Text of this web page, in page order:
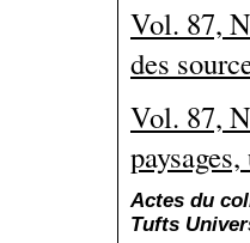
Vol. 87,
des
Vol. 87,
Actes du
Tufts